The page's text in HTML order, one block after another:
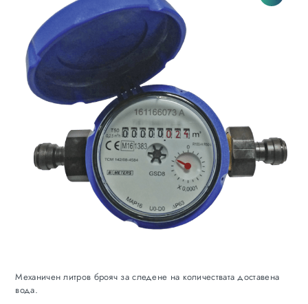
Механичен литров брояч за следене на количествата доставена
вода.